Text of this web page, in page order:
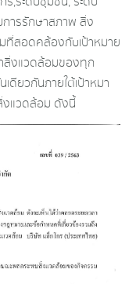
การรักษาสภาพ สิ่ง
ที่สอดคล้องกับเป้าหมาย
สิ่งแวดล้อมของทุก
ดียวกันภายใต้เป้าหมา
แวดล้อม ดังนี้